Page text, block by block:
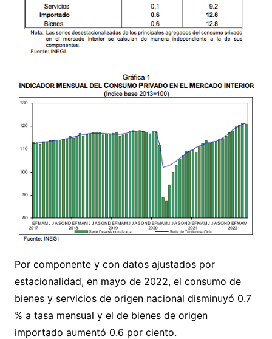
Por componente y con datos ajustados por
estacionalidad, en mayo de 2022, el consumo de
bienes y servicios de origen nacional disminuyó 0.7
% a tasa mensual y el de bienes de origen
importado aumentó 0.6 por ciento.